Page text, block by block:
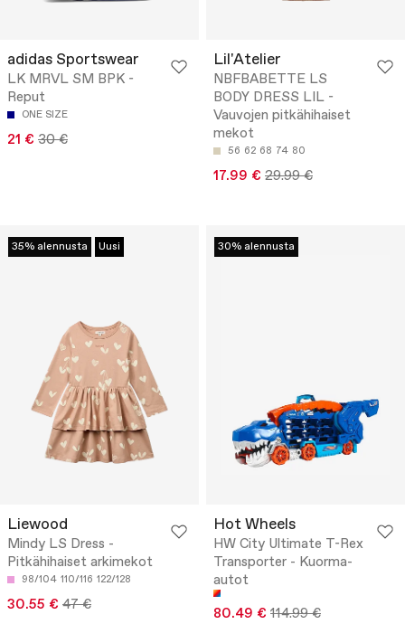
adidas Sportswear
LK MRVL SM BPK -
Reput
ONE SIZE
21 € 30 €
Lil'Atelier
NBFBABETTE LS
BODY DRESS LIL -
Vauvojen pitkähihaiset
mekot
56 62 68 74 80
17.99 € 29.99 €
35% alennusta Uusi
Liewood
Mindy LS Dress -
Pitkähihaiset arkimekot
98/104 110/116 122/128
30.55 € 47 €
30% alennusta
Hot Wheels
HW City Ultimate T-Rex
Transporter - Kuorma-
autot
80.49 € 114.99 €